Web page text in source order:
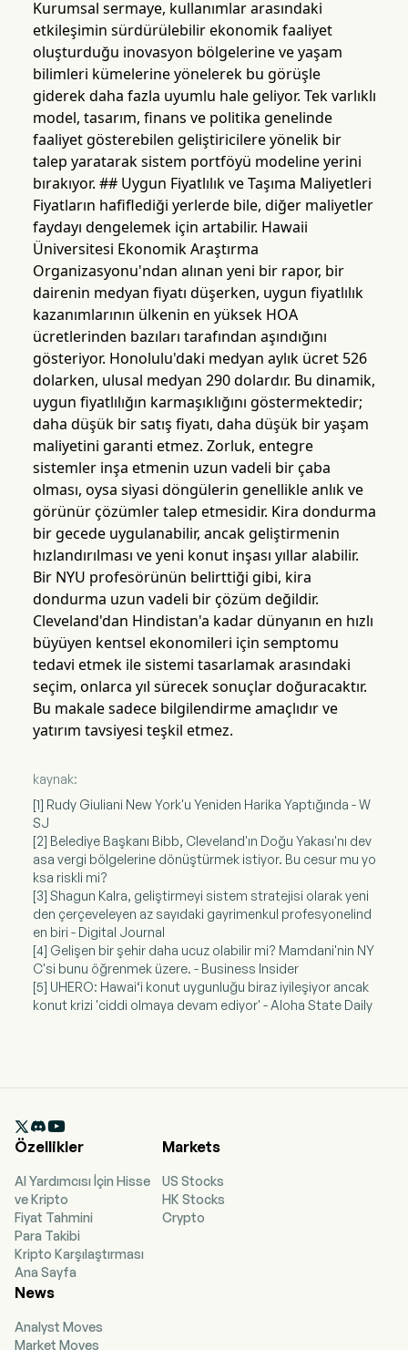
Kurumsal sermaye, kullanımlar arasındaki
etkileşimin sürdürülebilir ekonomik faaliyet
oluşturduğu inovasyon bölgelerine ve yaşam
bilimleri kümelerine yönelerek bu görüşle
giderek daha fazla uyumlu hale geliyor. Tek varlıklı
model, tasarım, finans ve politika genelinde
faaliyet gösterebilen geliştiricilere yönelik bir
talep yaratarak sistem portföyü modeline yerini
bırakıyor. ## Uygun Fiyatlılık ve Taşıma Maliyetleri
Fiyatların hafiflediği yerlerde bile, diğer maliyetler
faydayı dengelemek için artabilir. Hawaii
Üniversitesi Ekonomik Araştırma
Organizasyonu'ndan alınan yeni bir rapor, bir
dairenin medyan fiyatı düşerken, uygun fiyatlılık
kazanımlarının ülkenin en yüksek HOA
ücretlerinden bazıları tarafından aşındığını
gösteriyor. Honolulu'daki medyan aylık ücret 526
dolarken, ulusal medyan 290 dolardır. Bu dinamik,
uygun fiyatlılığın karmaşıklığını göstermektedir;
daha düşük bir satış fiyatı, daha düşük bir yaşam
maliyetini garanti etmez. Zorluk, entegre
sistemler inşa etmenin uzun vadeli bir çaba
olması, oysa siyasi döngülerin genellikle anlık ve
görünür çözümler talep etmesidir. Kira dondurma
bir gecede uygulanabilir, ancak geliştirmenin
hızlandırılması ve yeni konut inşası yıllar alabilir.
Bir NYU profesörünün belirttiği gibi, kira
dondurma uzun vadeli bir çözüm değildir.
Cleveland'dan Hindistan'a kadar dünyanın en hızlı
büyüyen kentsel ekonomileri için semptomu
tedavi etmek ile sistemi tasarlamak arasındaki
seçim, onlarca yıl sürecek sonuçlar doğuracaktır.
Bu makale sadece bilgilendirme amaçlıdır ve
yatırım tavsiyesi teşkil etmez.
kaynak:
[1] Rudy Giuliani New York'u Yeniden Harika Yaptığında - W
SJ
[2] Belediye Başkanı Bibb, Cleveland'ın Doğu Yakası'nı dev
asa vergi bölgelerine dönüştürmek istiyor. Bu cesur mu yo
ksa riskli mi?
[3] Shagun Kalra, geliştirmeyi sistem stratejisi olarak yeni
den çerçeveleyen az sayıdaki gayrimenkul profesyonelind
en biri - Digital Journal
[4] Gelişen bir şehir daha ucuz olabilir mi? Mamdani'nin NY
C'si bunu öğrenmek üzere. - Business Insider
[5] UHERO: Hawai‘i konut uygunluğu biraz iyileşiyor ancak
konut krizi 'ciddi olmaya devam ediyor' - Aloha State Daily

Özellikler
AI Yardımcısı İçin Hisse
ve Kripto
Fiyat Tahmini
Para Takibi
Kripto Karşılaştırması
Ana Sayfa
Markets
US Stocks
HK Stocks
Crypto
News
Analyst Moves
Market Moves